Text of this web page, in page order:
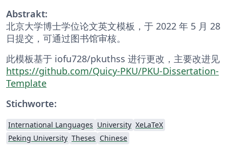
Abstrakt:
北京大学博士学位论文英文模板，于 2022 年 5 月 28
日提交，可通过图书馆审核。
此模板基于 iofu728/pkuthss 进行更改，主要改进见
https://github.com/Quicy-PKU/PKU-Dissertation-
Template
Stichworte:
International Languages University XeLaTeX
Peking University Theses Chinese